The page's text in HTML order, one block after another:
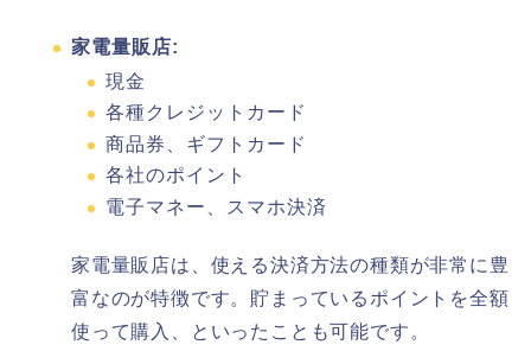
家電量販店:
現金
各種クレジットカード
商品券、ギフトカード
各社のポイント
電子マネー、スマホ決済
家電量販店は、使える決済方法の種類が非常に豊
富なのが特徴です。貯まっているポイントを全額
使って購入、といったことも可能です。